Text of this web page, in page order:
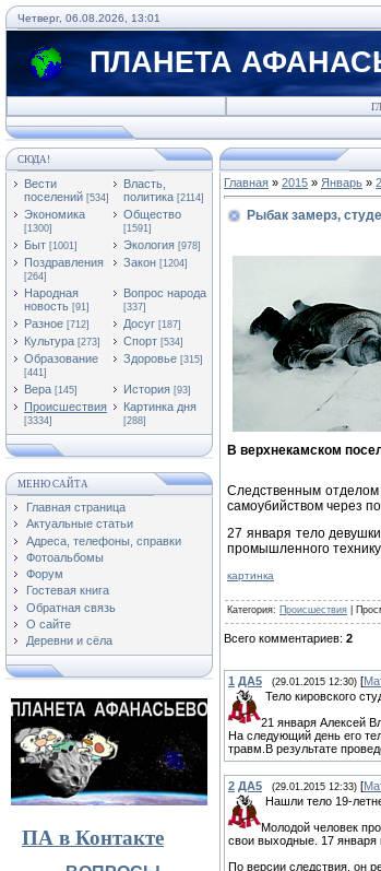
Четверг, 06.08.2026, 13:01
ПЛАНЕТА
СЮДА!
Вести
поселений [534]
Власть,
политика [2114]
Экономика
[1300]
Общество
[1591]
Быт [1001] Экология [978]
Поздравления
[264]
Закон [1204]
Народная
новость [91]
Вопрос народа
[337]
Разное [712] Досуг [187]
Культура [273] Спорт [534]
Образование
[441]
Здоровье [315]
Вера [145] История [93]
Происшествия
[3334]
Картинка дня
[288]
МЕНЮ САЙТА
Главная страница
Актуальные статьи
Адреса, телефоны, справки
Фотоальбомы
Форум
Гостевая книга
Обратная связь
О сайте
Деревни и сёла
ПА в Контакте
Главная » 2015 » Январь »
Рыбак замерз,
В верхнекамском
Следственным отделом
самоубийством через
27 января тело
промышленного
картинка
Категория: Происшествия
Всего комментариев: 2
1 ДА5 (29.01.2015 12:30) [
Тело кировского
21 января Алексей
На следующий день его
травм.В результате
2 ДА5 (29.01.2015 12:33) [
Нашли тело 19-
Молодой человек
свои выходные. 17 января
По версии следствия, он